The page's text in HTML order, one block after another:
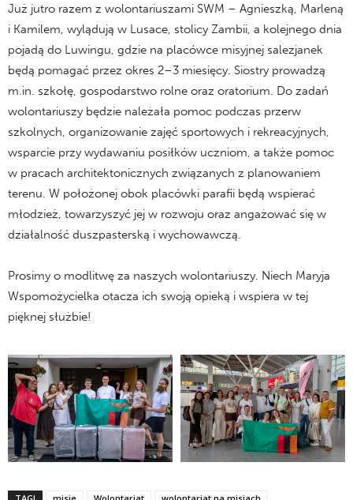
Już jutro razem z wolontariuszami SWM – Agnieszką, Marleną
i Kamilem, wylądują w Lusace, stolicy Zambii, a kolejnego dnia
pojadą do Luwingu, gdzie na placówce misyjnej salezjanek
będą pomagać przez okres 2–3 miesięcy. Siostry prowadzą
m.in. szkołę, gospodarstwo rolne oraz oratorium. Do zadań
wolontariuszy będzie należała pomoc podczas przerw
szkolnych, organizowanie zajęć sportowych i rekreacyjnych,
wsparcie przy wydawaniu posiłków uczniom, a także pomoc
w pracach architektonicznych związanych z planowaniem
terenu. W położonej obok placówki parafii będą wspierać
młodzież, towarzyszyć jej w rozwoju oraz angażować się w
działalność duszpasterską i wychowawczą.
Prosimy o modlitwę za naszych wolontariuszy. Niech Maryja
Wspomożycielka otacza ich swoją opieką i wspiera w tej
pięknej służbie!